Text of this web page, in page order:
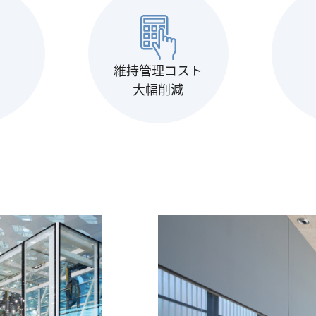
維持管理コスト
大幅削減